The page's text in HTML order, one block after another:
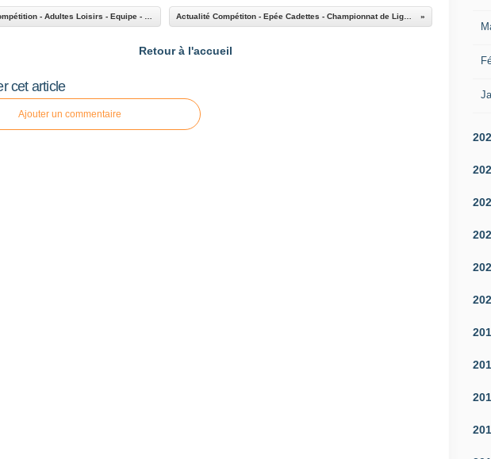
Retour à l'accueil
cet article
Ajouter un commentaire